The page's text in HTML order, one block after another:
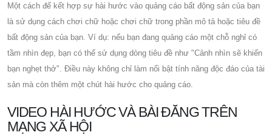
Một cách để kết hợp sự hài hước vào quảng cáo bất động sản của bạn
là sử dụng cách chơi chữ hoặc chơi chữ trong phần mô tả hoặc tiêu đề
bất động sản của bạn. Ví dụ: nếu bạn đang quảng cáo một chỗ nghỉ có
tầm nhìn đẹp, bạn có thể sử dụng dòng tiêu đề như "Cảnh nhìn sẽ khiến
bạn nghẹt thở". Điều này không chỉ làm nổi bật tính năng độc đáo của tài
sản mà còn thêm một chút hài hước cho quảng cáo.
VIDEO HÀI HƯỚC VÀ BÀI ĐĂNG TRÊN
MẠNG XÃ HỘI